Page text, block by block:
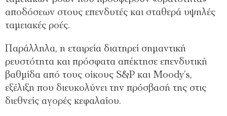
αποδόσεων στους επενδυτές και σταθερά υψηλές
ταμειακές ροές.
Παράλληλα, η εταιρεία διατηρεί σημαντική
ρευστότητα και πρόσφατα απέκτησε επενδυτική
βαθμίδα από τους οίκους S&P και Moody’s,
εξέλιξη που διευκολύνει την πρόσβασή της στις
διεθνείς αγορές κεφαλαίου.